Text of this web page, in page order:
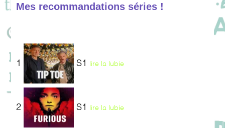
Mes recommandations séries !
1 S1 lire la lubie
2 S1 lire la lubie